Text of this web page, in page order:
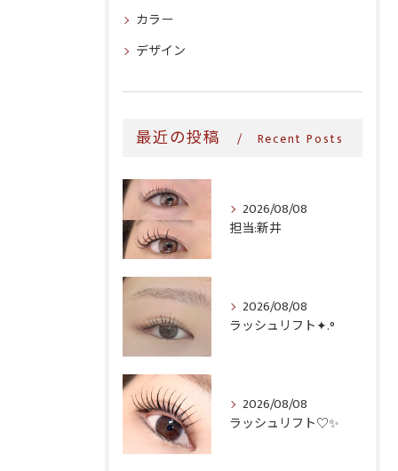
カラー
デザイン
最近の投稿 Recent Posts
2026/08/08
担当:新井
2026/08/08
ラッシュリフト✦.°
2026/08/08
ラッシュリフト♡✨